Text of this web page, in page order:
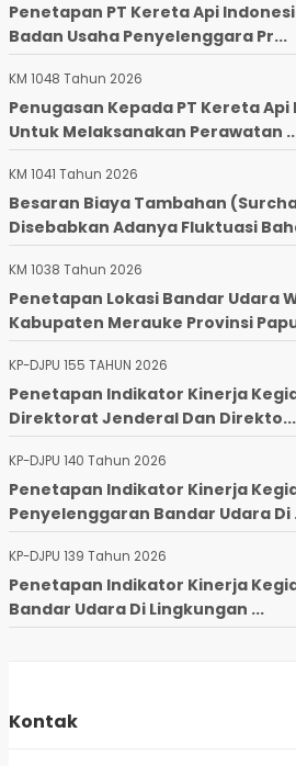
Penetapan PT Kereta Api
Badan Usaha Penyelenggara Pr...
KM 1048 Tahun 2026
Penugasan Kepada PT Kereta
Untuk Melaksanakan Perawatan
KM 1041 Tahun 2026
Besaran Biaya Tambahan
Disebabkan Adanya Fluktuasi
KM 1038 Tahun 2026
Penetapan Lokasi Bandar Udara
Kabupaten Merauke Provinsi
KP-DJPU 155 TAHUN 2026
Penetapan Indikator Kinerja
Direktorat Jenderal Dan Direkto...
KP-DJPU 140 Tahun 2026
Penetapan Indikator Kinerja
Penyelenggaran Bandar Udara Di
KP-DJPU 139 Tahun 2026
Penetapan Indikator Kinerja
Bandar Udara Di Lingkungan ...
Kontak